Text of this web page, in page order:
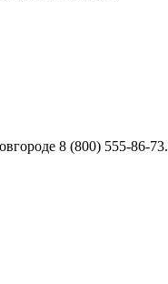
8 (800) 555-86-73.